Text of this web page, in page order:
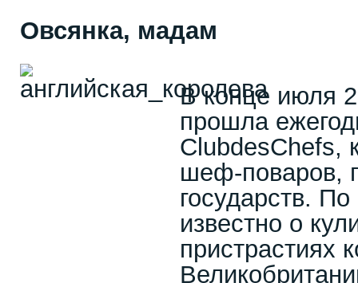
Овсянка, мадам
В конце июля
прошла
ClubdesChefs,
шеф-поваров,
государств.
известно о
пристрастиях